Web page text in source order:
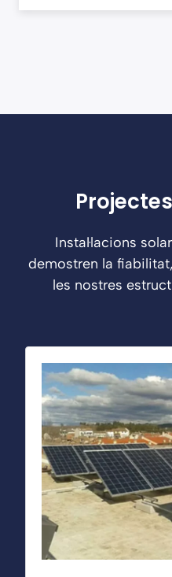
Instal·lacions
demostren la
les nostres